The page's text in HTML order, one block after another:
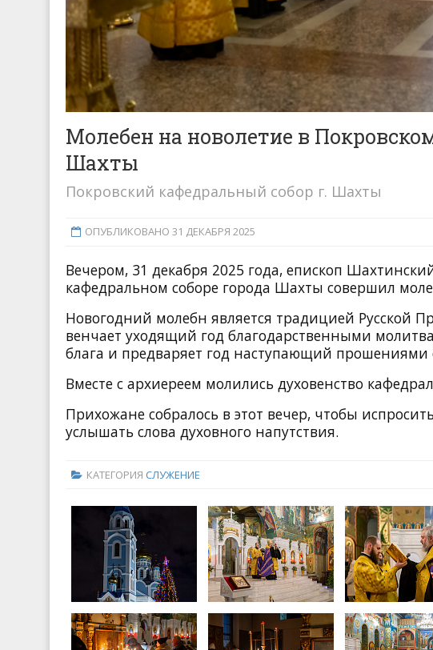
Молебен на новолетие в
Шахты
Покровский кафедральный собор г. Шахты
ОПУБЛИКОВАНО 31 ДЕКАБРЯ 2025
Вечером, 31 декабря 2025 года, епископ
кафедральном соборе города Шахты совершил
Новогодний молебн является традицией Русской
венчает уходящий год благодарственными
блага и предваряет год наступающий
Вместе с архиереем молились духовенство
Прихожане собралось в этот вечер, чтобы
услышать слова духовного напутствия.
КАТЕГОРИЯ СЛУЖЕНИЕ